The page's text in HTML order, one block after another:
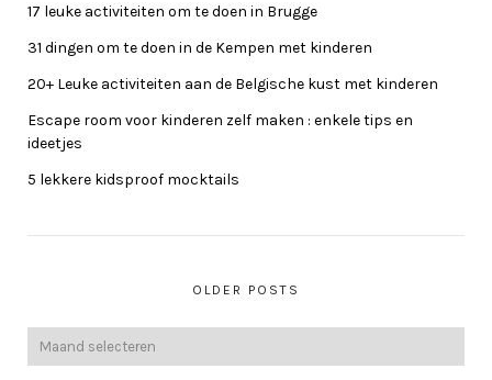
17 leuke activiteiten om te doen in Brugge
31 dingen om te doen in de Kempen met kinderen
20+ Leuke activiteiten aan de Belgische kust met kinderen
Escape room voor kinderen zelf maken : enkele tips en
ideetjes
5 lekkere kidsproof mocktails
OLDER POSTS